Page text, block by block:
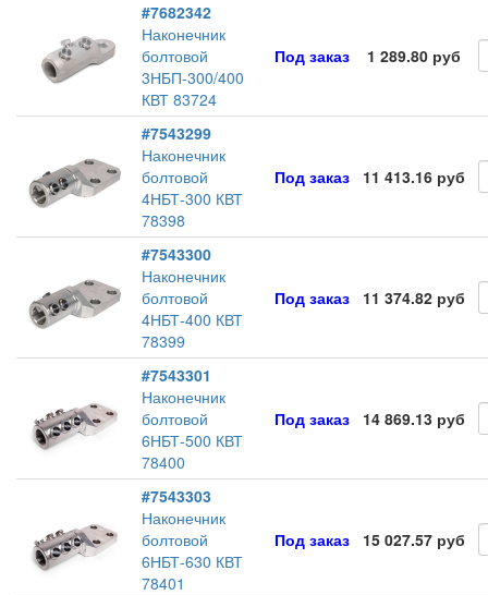
#7682342
Наконечник
болтовой
3НБП-300/400
КВТ 83724
Под заказ 1 289.80 руб
#7543299
Наконечник
болтовой
4НБТ-300 КВТ
78398
Под заказ 11 413.16 руб
#7543300
Наконечник
болтовой
4НБТ-400 КВТ
78399
Под заказ 11 374.82 руб
#7543301
Наконечник
болтовой
6НБТ-500 КВТ
78400
Под заказ 14 869.13 руб
#7543303
Наконечник
болтовой
6НБТ-630 КВТ
78401
Под заказ 15 027.57 руб